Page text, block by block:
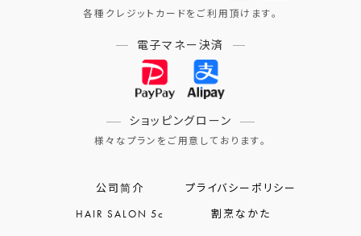
各種クレジットカードをご利用頂けます。
電子マネー決済
ショッピングローン
様々なプランをご用意しております。
公司简介
プライバシーポリシー
HAIR SALON 5c
割烹なかた